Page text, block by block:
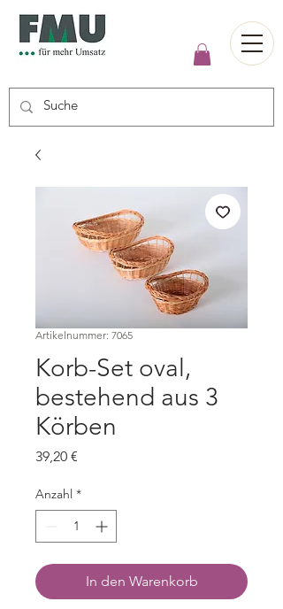
Artikelnummer: 7065
Korb-Set oval,
bestehend aus 3
Körben
39,20 €
Anzahl *
In den Warenkorb